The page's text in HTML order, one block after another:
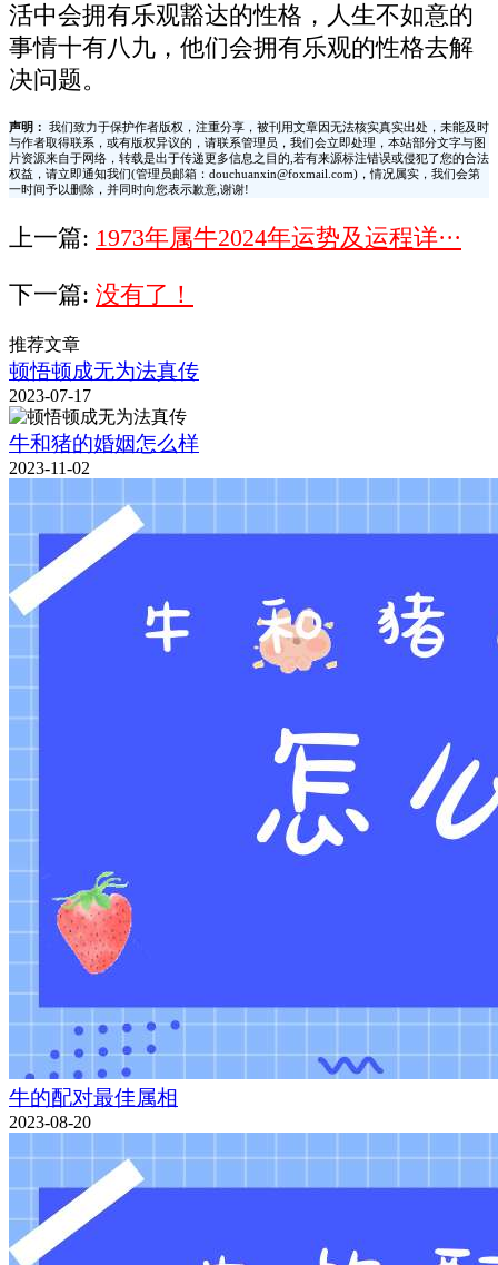
活中会拥有乐观豁达的性格，人生不如意的
事情十有八九，他们会拥有乐观的性格去解
决问题。
声明：
我们致力于保护作者版权，注重分享，被刊用文章因无法核实真实出处，未能及时
与作者取得联系，或有版权异议的，请联系管理员，我们会立即处理，本站部分文字与图
片资源来自于网络，转载是出于传递更多信息之目的,若有来源标注错误或侵犯了您的合法
权益，请立即通知我们(管理员邮箱：douchuanxin@foxmail.com)，情况属实，我们会第
一时间予以删除，并同时向您表示歉意,谢谢!
上一篇: 1973年属牛2024年运势及运程详···
下一篇: 没有了！
推荐文章
顿悟顿成无为法真传
2023-07-17
牛和猪的婚姻怎么样
2023-11-02
牛的配对最佳属相
2023-08-20